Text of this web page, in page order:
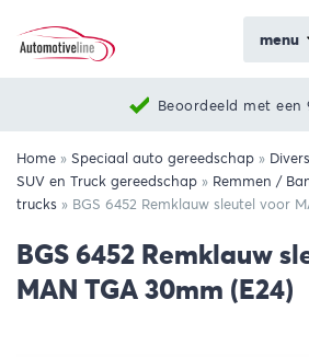
menu
Beoordeeld met een
Home » Speciaal auto gereedschap »
SUV en Truck gereedschap » Remmen /
trucks » BGS 6452 Remklauw sleutel voor
BGS 6452 Remklauw
MAN TGA 30mm (E24)